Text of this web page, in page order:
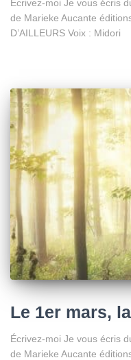
Écrivez-moi Je vous écris
de Marieke Aucante
D’AILLEURS Voix : Midori
Le 1er mars,
Écrivez-moi Je vous écris
de Marieke Aucante